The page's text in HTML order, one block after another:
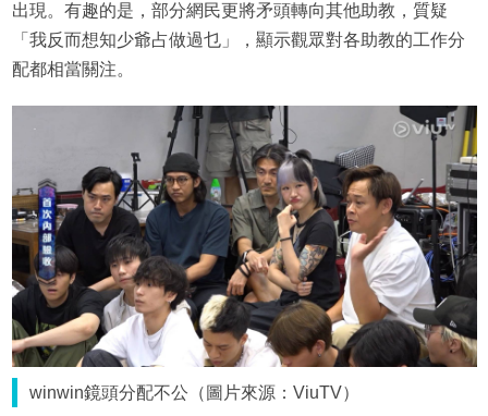
出現。有趣的是，部分網民更將矛頭轉向其他助教，質疑
「我反而想知少爺占做過乜」，顯示觀眾對各助教的工作分
配都相當關注。
winwin鏡頭分配不公（圖片來源：ViuTV）